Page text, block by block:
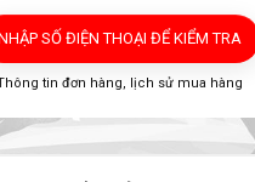
SỐ ĐIỆN THOẠI ĐỂ KIỂM TRA
tin đơn hàng, lịch sử mua hàng